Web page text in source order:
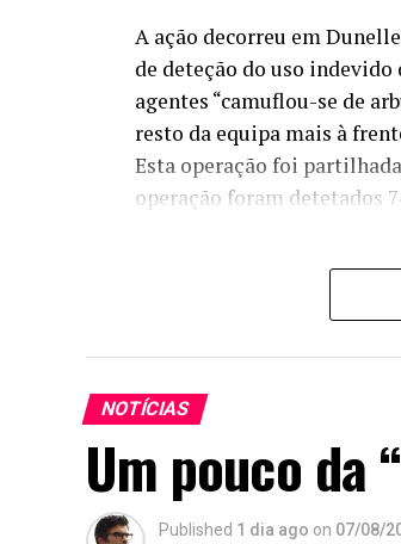
A ação decorreu em
de deteção do uso
agentes “camuflou-se de
resto da equipa mais à
Esta operação foi
operação foram detetados
NOTÍCIAS
Um pouco da
Published 1 dia ago on 07/08/